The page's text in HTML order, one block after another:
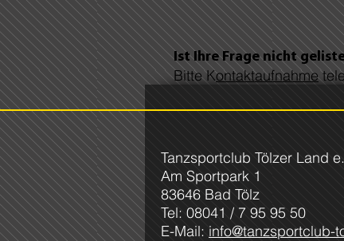
Ist Ihre Frage nicht
Bitte Kontaktaufnahme
Tanzsportclub Tölzer Land
Am Sportpark 1
83646 Bad Tölz
Tel: 08041 / 7 95 95 50
E-Mail: info@tanzsportclub-